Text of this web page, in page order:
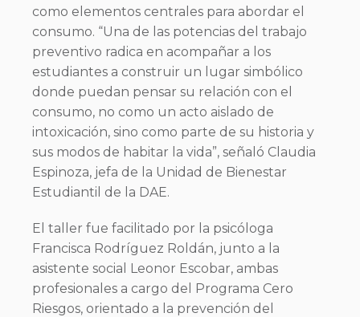
como elementos centrales para abordar el
consumo. “Una de las potencias del trabajo
preventivo radica en acompañar a los
estudiantes a construir un lugar simbólico
donde puedan pensar su relación con el
consumo, no como un acto aislado de
intoxicación, sino como parte de su historia y
sus modos de habitar la vida”, señaló Claudia
Espinoza, jefa de la Unidad de Bienestar
Estudiantil de la DAE.
El taller fue facilitado por la psicóloga
Francisca Rodríguez Roldán, junto a la
asistente social Leonor Escobar, ambas
profesionales a cargo del Programa Cero
Riesgos, orientado a la prevención del